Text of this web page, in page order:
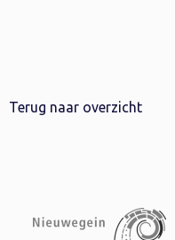
Terug naar overzicht